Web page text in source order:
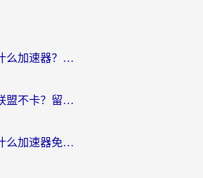
国外打魔渊之刃用什么加速器？2026海外玩家国服游戏加速全攻略（附闪耀暖暖&复苏的魔女避坑指南）
在美国怎么打英雄联盟不卡？留学生亲测的国服游戏加速全攻略
国外玩无尽冬日用什么加速器免费？海外党国服游戏加速避坑指南